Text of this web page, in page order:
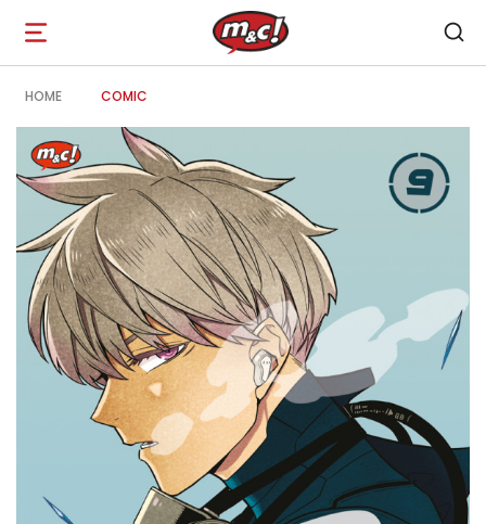
Open
navigation
HOME COMIC